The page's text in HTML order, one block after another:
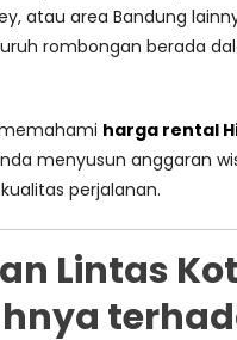
atau area Bandung
rombongan berada
harga rental
menyusun anggaran
perjalanan.
Lintas